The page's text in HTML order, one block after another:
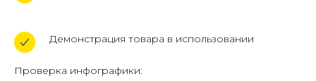
Демонстрация товара в использовании
Проверка инфографики: